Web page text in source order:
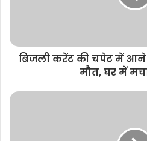
बिजली करेंट की चपेट में आने
मौत, घर में